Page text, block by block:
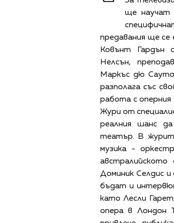
ще научат
предавания ще
Ковънт Гардън
Нелсън,
Маркъс дю
разполага със
работа с оперния
Жури от
реалния шанс
театър. В
музика -
австралийското
Доминик Селдис и
бъдат и
като Лесли
опера в Лондон